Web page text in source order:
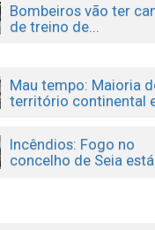
Bombeiros vão ter
de treino de...
Mau tempo: Maioria
território continental
Incêndios: Fogo no
concelho de Seia